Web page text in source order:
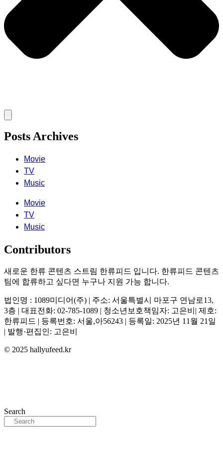
Posts Archives
Movie
TV
Music
Movie
TV
Music
Contributors
새로운 한류 콘텐츠 스트림 한류피드 입니다. 한류피드 콘텐츠
팀에 합류하고 싶다면 누구나 지원 가능 합니다.
법인명 : 1089미디어(주) | 주소: 서울특별시 마포구 연남로13,
3층 | 대표전화: 02-785-1089 | 청소년보호책임자: 고은비| 제호:
한류피드 | 등록번호: 서울,아56243 | 등록일: 2025년 11월 21일
| 발행·편집인: 고은비
© 2025 hallyufeed.kr
Search